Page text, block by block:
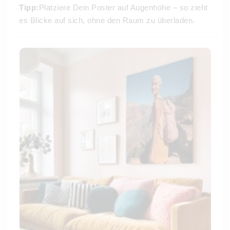
Tipp:Platziere Dein Poster auf Augenhöhe – so zieht
es Blicke auf sich, ohne den Raum zu überladen.